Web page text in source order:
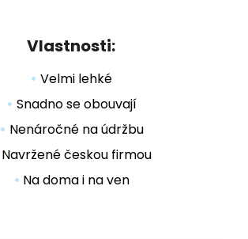
Vlastnosti:
• Velmi lehké
• Snadno se obouvají
• Nenáročné na údržbu
Navržené českou firmou
• Na doma i na ven